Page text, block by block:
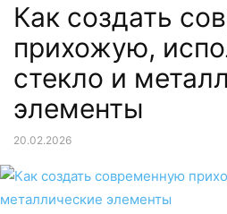
Как создать
прихожую,
стекло и
элементы
20.02.2026